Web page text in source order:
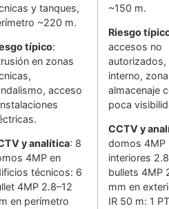
y tanques,
~220 m.
típico:
en zonas
acceso
y analítica: 8
4MP en
técnicos: 6
4MP 2.8–12
en perímetro
~150 m.
Riesgo
accesos no
autorizados,
interno,
almacenaje
poca
CCTV y
domos 4MP
interiores
bullets 4MP
mm en
IR 50 m: 1